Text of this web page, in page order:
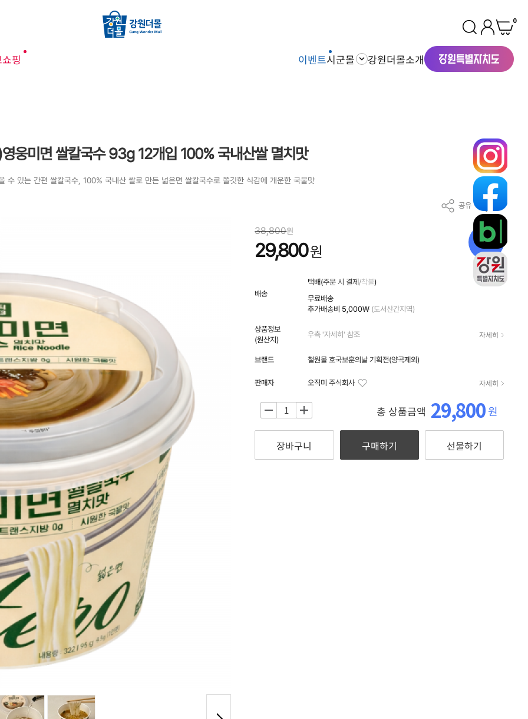
0
핑 이벤트시군몰 강원더몰소개
웅미면 쌀칼국수 93g 12개입 100% 국내산쌀 멸치맛
수 있는 간편 쌀칼국수, 100% 국내산 쌀로 만든 넓은면 쌀칼국수로 쫄깃한 식감에 개운한 국물맛
공유
24%
38,800원
29,800원
배송
택배(주문 시 결제/착불) 자세히
무료배송
추가배송비 5,000₩ (도서산간지역)
상품정보
(원산지)
우측 '자세히' 참조 자세히
브랜드 철원몰 호국보훈의날 기획전(양곡제외)
판매자 오직미 주식회사 자세히
+ 총 상품금액 29,800원
장바구니 구매하기 선물하기